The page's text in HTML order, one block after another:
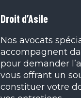
Droit d’Asile
Nos avocats
accompagnent
pour demander
vous offrant un
constituer votre